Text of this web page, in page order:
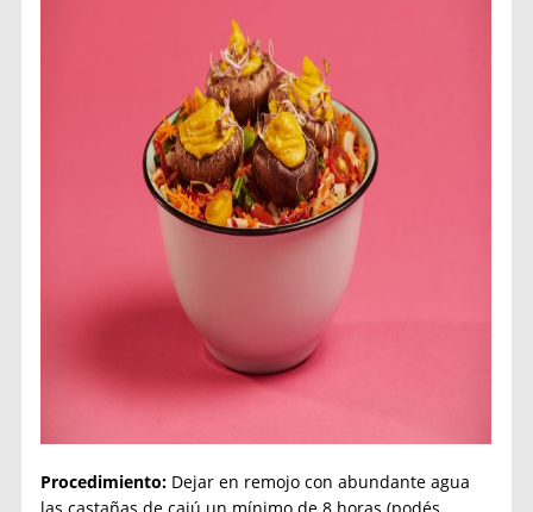
Procedimiento: Dejar en remojo con abundante agua